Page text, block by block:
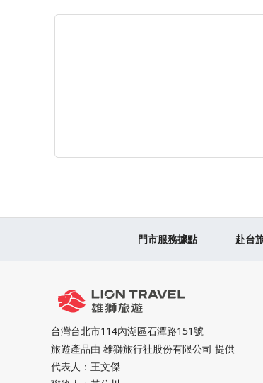
門市服務據點 赴台
台灣台北市114內湖區石潭路151號
旅遊產品由 雄獅旅行社股份有限公司 提供
代表人：王文傑